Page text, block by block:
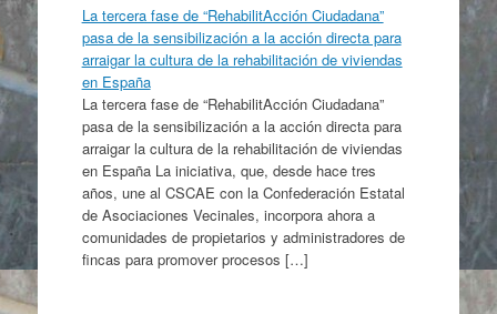
La tercera fase de “RehabilitAcción Ciudadana”
pasa de la sensibilización a la acción directa para
arraigar la cultura de la rehabilitación de viviendas
en España
La tercera fase de “RehabilitAcción Ciudadana”
pasa de la sensibilización a la acción directa para
arraigar la cultura de la rehabilitación de viviendas
en España La iniciativa, que, desde hace tres
años, une al CSCAE con la Confederación Estatal
de Asociaciones Vecinales, incorpora ahora a
comunidades de propietarios y administradores de
fincas para promover procesos […]